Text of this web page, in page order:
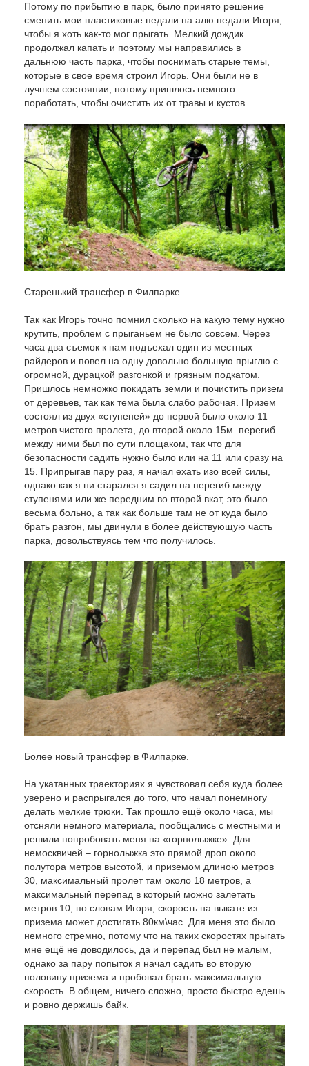
Потому по прибытию в парк, было принято решение
сменить мои пластиковые педали на алю педали Игоря,
чтобы я хоть как-то мог прыгать. Мелкий дождик
продолжал капать и поэтому мы направились в
дальнюю часть парка, чтобы поснимать старые темы,
которые в свое время строил Игорь. Они были не в
лучшем состоянии, потому пришлось немного
поработать, чтобы очистить их от травы и кустов.
Старенький трансфер в Филпарке.
Так как Игорь точно помнил сколько на какую тему нужно
крутить, проблем с прыганьем не было совсем. Через
часа два съемок к нам подъехал один из местных
райдеров и повел на одну довольно большую прыглю с
огромной, дурацкой разгонкой и грязным подкатом.
Пришлось немножко покидать земли и почистить призем
от деревьев, так как тема была слабо рабочая. Призем
состоял из двух «ступеней» до первой было около 11
метров чистого пролета, до второй около 15м. перегиб
между ними был по сути площаком, так что для
безопасности садить нужно было или на 11 или сразу на
15. Припрыгав пару раз, я начал ехать изо всей силы,
однако как я ни старался я садил на перегиб между
ступенями или же передним во второй вкат, это было
весьма больно, а так как больше там не от куда было
брать разгон, мы двинули в более действующую часть
парка, довольствуясь тем что получилось.
Более новый трансфер в Филпарке.
На укатанных траекториях я чувствовал себя куда более
уверено и распрыгался до того, что начал понемногу
делать мелкие трюки. Так прошло ещё около часа, мы
отсняли немного материала, пообщались с местными и
решили попробовать меня на «горнолыжке». Для
немосквичей – горнолыжка это прямой дроп около
полутора метров высотой, и приземом длиною метров
30, максимальный пролет там около 18 метров, а
максимальный перепад в который можно залетать
метров 10, по словам Игоря, скорость на выкате из
призема может достигать 80км\час. Для меня это было
немного стремно, потому что на таких скоростях прыгать
мне ещё не доводилось, да и перепад был не малым,
однако за пару попыток я начал садить во вторую
половину призема и пробовал брать максимальную
скорость. В общем, ничего сложно, просто быстро едешь
и ровно держишь байк.